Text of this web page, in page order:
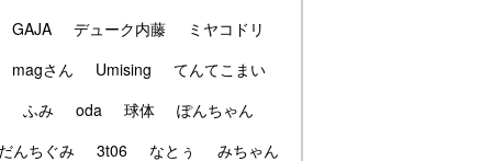
GAJA
デューク内藤
ミヤコドリ
magさん
Umising
てんてこまい
ふみ
oda 球体
ぽんちゃん
んちぐみ
3t06 なとぅ みちゃん